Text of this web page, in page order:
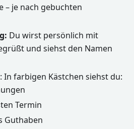
– je nach gebuchten
Du wirst persönlich mit
und siehst den Namen
: In farbigen Kästchen siehst du:
Termin
Guthaben